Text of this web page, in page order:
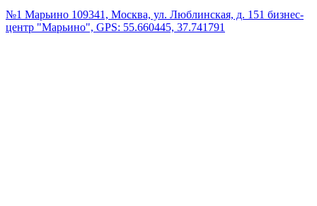
№1 Марьино 109341, Москва, ул. Люблинская, д. 151 бизнес-
центр "Марьино", GPS: 55.660445, 37.741791